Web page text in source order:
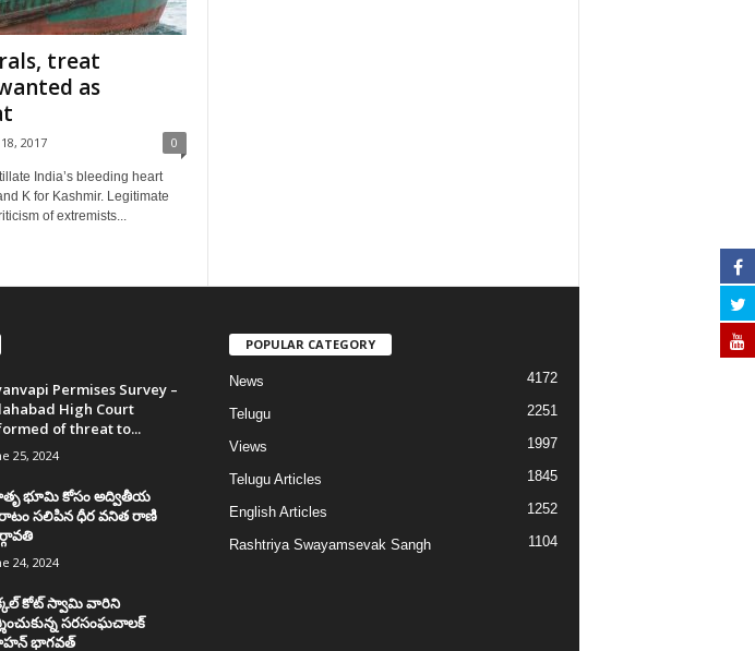
treat
as
2017 0
India’s bleeding heart
K for Kashmir. Legitimate
of extremists...
Permises Survey –
High Court
of threat to...
25, 2024
భూమి కోసం అద్వితీయ
సలిపిన ధీర వనిత రాణి
24, 2024
కోట్‌ స్వామి వారిని
సరసంఘచాలక్
భాగవత్
POPULAR CATEGORY
News 4172
Telugu 2251
Views 1997
Telugu Articles 1845
English Articles 1252
Rashtriya Swayamsevak Sangh 1104